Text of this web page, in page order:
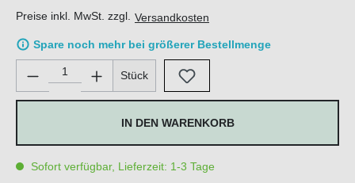
Preise inkl. MwSt. zzgl. Versandkosten
Spare noch mehr bei größerer Bestellmenge
Produkt Anzahl: Gib den gewünschten Wert ein oder
Stück
IN DEN WARENKORB
Sofort verfügbar, Lieferzeit: 1-3 Tage